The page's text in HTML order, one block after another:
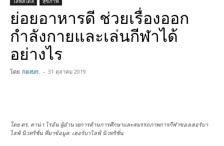
ย่อยอาหารดี ช่วยเรื่องออก
กำลังกายและเล่นกีฬาได้
อย่างไร
โดย กองบก. - 31 ตุลาคม 2019
โดย ดร. ดาน่า ไรอัน ผู้อำนวยการด้านการศึกษาและสมรรถภาพการกีฬาของเฮอร์บา
ไลฟ์ นิวทริชั่น ที่มาข้อมูล: เฮอร์บาไลฟ์ นิวทริชั่น